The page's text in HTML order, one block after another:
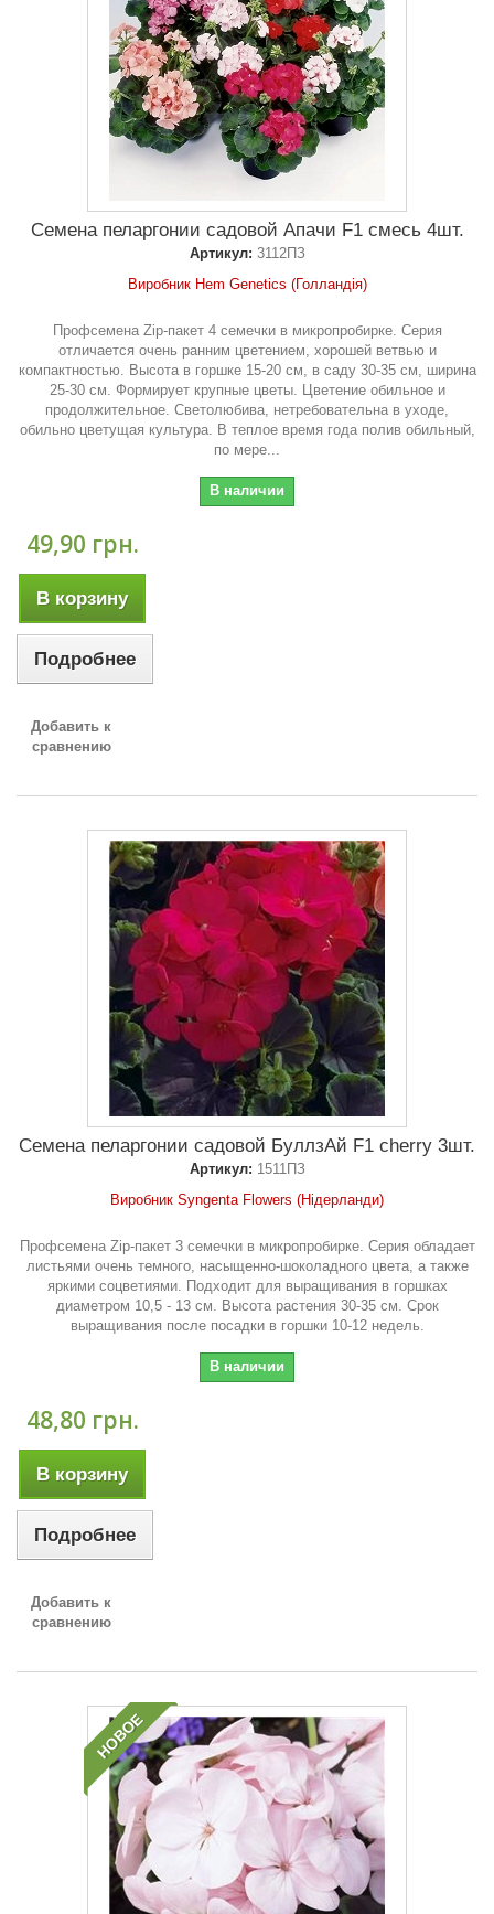
Семена пеларгонии садовой Апачи F1 смесь 4шт.
Артикул: 3112ПЗ
Виробник Hem Genetics (Голландія)
Профсемена Zip-пакет 4 семечки в микропробирке. Серия
отличается очень ранним цветением, хорошей ветвью и
компактностью. Высота в горшке 15-20 см, в саду 30-35 см, ширина
25-30 см. Формирует крупные цветы. Цветение обильное и
продолжительное. Светолюбива, нетребовательна в уходе,
обильно цветущая культура. В теплое время года полив обильный,
по мере...
В наличии
49,90 грн.
В корзину
Подробнее
Добавить к
сравнению
Семена пеларгонии садовой БуллзАй F1 cherry 3шт.
Артикул: 1511ПЗ
Виробник Syngenta Flowers (Нідерланди)
Профсемена Zip-пакет 3 семечки в микропробирке. Серия обладает
листьями очень темного, насыщенно-шоколадного цвета, а также
яркими соцветиями. Подходит для выращивания в горшках
диаметром 10,5 - 13 см. Высота растения 30-35 см. Срок
выращивания после посадки в горшки 10-12 недель.
В наличии
48,80 грн.
В корзину
Подробнее
Добавить к
сравнению
НОВОЕ